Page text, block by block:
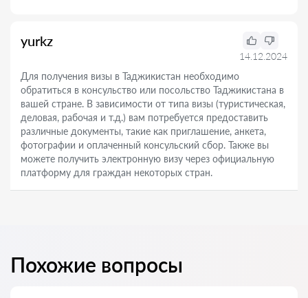
yurkz
14.12.2024
Для получения визы в Таджикистан необходимо
обратиться в консульство или посольство Таджикистана в
вашей стране. В зависимости от типа визы (туристическая,
деловая, рабочая и т.д.) вам потребуется предоставить
различные документы, такие как приглашение, анкета,
фотографии и оплаченный консульский сбор. Также вы
можете получить электронную визу через официальную
платформу для граждан некоторых стран.
Похожие вопросы